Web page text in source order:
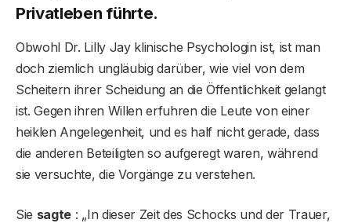
Privatleben führte.
Obwohl Dr. Lilly Jay klinische Psychologin ist, ist man
doch ziemlich ungläubig darüber, wie viel von dem
Scheitern ihrer Scheidung an die Öffentlichkeit gelangt
ist. Gegen ihren Willen erfuhren die Leute von einer
heiklen Angelegenheit, und es half nicht gerade, dass
die anderen Beteiligten so aufgeregt waren, während
sie versuchte, die Vorgänge zu verstehen.
Sie sagte : „In dieser Zeit des Schocks und der Trauer,